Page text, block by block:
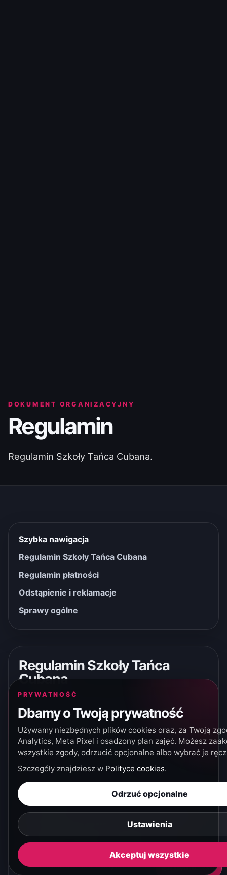
DOKUMENT ORGANIZACYJNY
Regulamin
Regulamin Szkoły Tańca Cubana.
Szybka nawigacja
Regulamin Szkoły Tańca Cubana
Regulamin płatności
Odstąpienie i reklamacje
Sprawy ogólne
Regulamin Szkoły Tańca
Cubana
jest równoznaczne z akceptacją każdego
punktu regulaminu Szkoły oraz udzieleniem
zgody na przetwarzanie danych osobowych
przez Szkołę potrzebnych do jego wydania
(imię, nazwisko, nr telefonu i adres mailowy).
Nie zapoznanie się z regulaminem nie zwalnia
uczestnika kursów od stosowania się do jego
Sprzedawcą świadczącym usługi związane z
nauką tańca jest Szkoła Tańca Cubana,
Radosław Michalak z siedzibą przy ul.
Mostowej 5 w Bielsku-Białej NIP: 5471955830
Administratorem Danych Osobowych, jest
PRYWATNOŚĆ
Dbamy o Twoją prywatność
Używamy niezbędnych plików cookies oraz, za Twoją
Analytics, Meta Pixel i osadzony plan zajęć. Możesz
wszystkie zgody, odrzucić opcjonalne albo wybrać je
Szczegóły znajdziesz w Polityce cookies.
Odrzuć opcjonalne
Ustawienia
Akceptuj wszystkie
Zapytaj sCubany